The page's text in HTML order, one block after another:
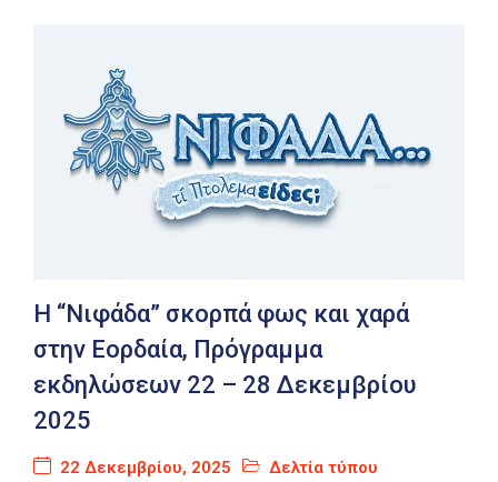
Η “Νιφάδα” σκορπά φως και χαρά
στην Εορδαία, Πρόγραμμα
εκδηλώσεων 22 – 28 Δεκεμβρίου
2025
22 Δεκεμβρίου, 2025 Δελτία τύπου